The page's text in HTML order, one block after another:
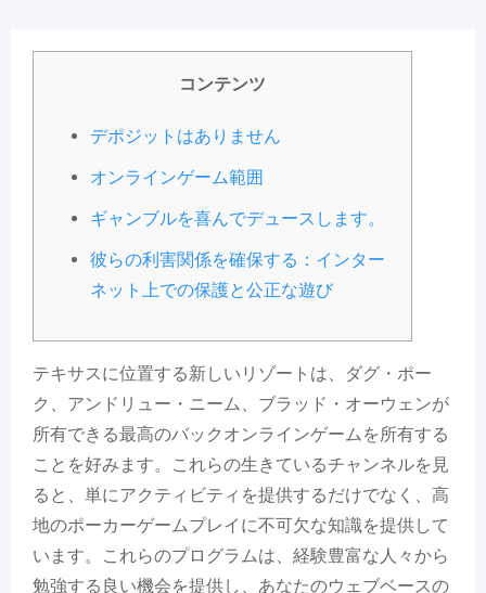
コンテンツ
デポジットはありません
オンラインゲーム範囲
ギャンブルを喜​​んでデュースします。
彼らの利害関係を確保する：インター
ネット上での保護と公正な遊び
テキサスに位置する新しいリゾートは、ダグ・ポー
ク、アンドリュー・ニーム、ブラッド・オーウェンが
所有できる最高のバックオンラインゲームを所有する
ことを好みます。これらの生きているチャンネルを見
ると、単にアクティビティを提供するだけでなく、高
地のポーカーゲームプレイに不可欠な知識を提供して
います。これらのプログラムは、経験豊富な人々から
勉強する良い機会を提供し、あなたのウェブベースの